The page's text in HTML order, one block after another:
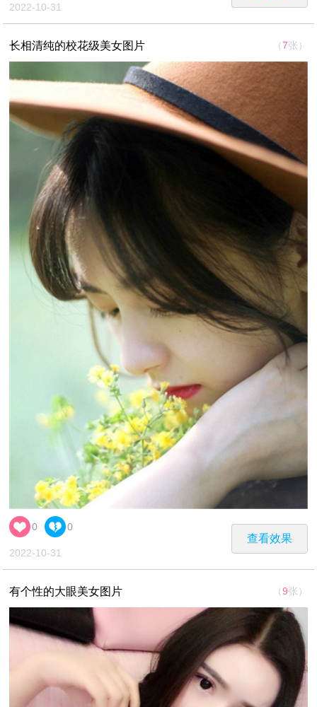
2022-10-31
（7张）
长相清纯的校花级美女图片
查看效果
0 0
2022-10-31
（9张）
有个性的大眼美女图片